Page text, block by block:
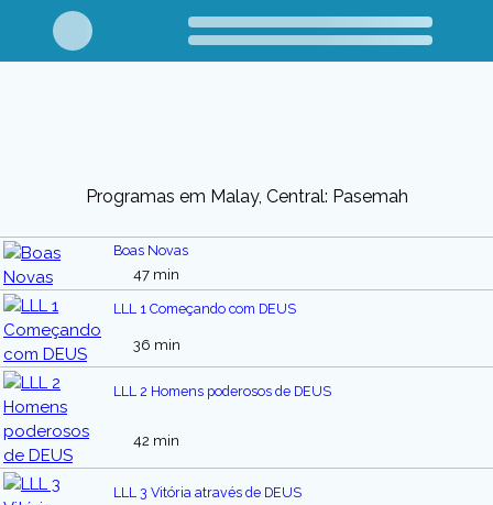
Programas em Malay, Central: Pasemah
Boas Novas
47 min
LLL 1 Começando com DEUS
36 min
LLL 2 Homens poderosos de DEUS
42 min
LLL 3 Vitória através de DEUS